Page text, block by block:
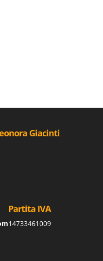
Giacinti
Partita IVA
14733461009